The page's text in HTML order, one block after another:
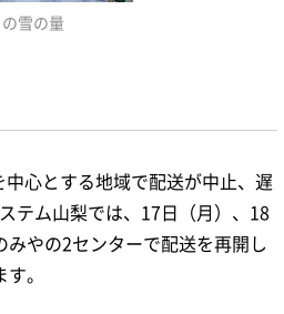
雪の量
心とする地域で配送が中止、遅
テム山梨では、17日（月）、18
みやの2センターで配送を再開し
。